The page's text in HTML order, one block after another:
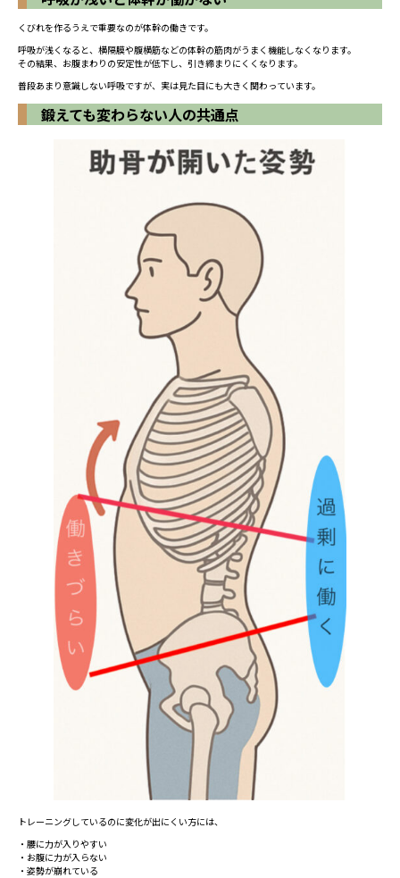
くびれを作るうえで重要なのが体幹の働きです。
呼吸が浅くなると、横隔膜や腹横筋などの体幹の筋肉がうまく機能しなくなります。
その結果、お腹まわりの安定性が低下し、引き締まりにくくなります。
普段あまり意識しない呼吸ですが、実は見た目にも大きく関わっています。
鍛えても変わらない人の共通点
トレーニングしているのに変化が出にくい方には、
・腰に力が入りやすい
・お腹に力が入らない
・姿勢が崩れている